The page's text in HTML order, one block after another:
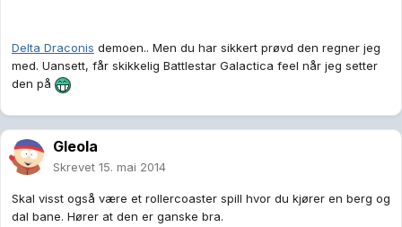
Delta Draconis demoen.. Men du har sikkert prøvd den regner jeg
med. Uansett, får skikkelig Battlestar Galactica feel når jeg setter
den på
Gleola
Skrevet 15. mai 2014
Skal visst også være et rollercoaster spill hvor du kjører en berg og
dal bane. Hører at den er ganske bra.